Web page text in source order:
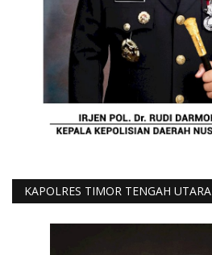
KAPOLRES TIMOR TENGAH UTARA